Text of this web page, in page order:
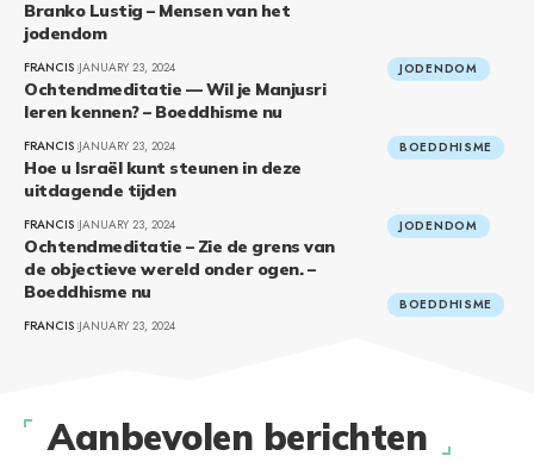
JODENDOM
Branko Lustig – Mensen van het
jodendom
FRANCIS JANUARY 23, 2024
BOEDDHISME
Ochtendmeditatie — Wil je Manjusri
leren kennen? – Boeddhisme nu
FRANCIS JANUARY 23, 2024
JODENDOM
Hoe u Israël kunt steunen in deze
uitdagende tijden
FRANCIS JANUARY 23, 2024
BOEDDHISME
Ochtendmeditatie – Zie de grens van
de objectieve wereld onder ogen. –
Boeddhisme nu
FRANCIS JANUARY 23, 2024
Aanbevolen berichten